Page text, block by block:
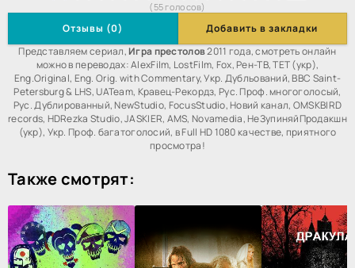
( 55 голосов)
Отзывы (0)
Добавить в закладки
Представляем сериал, Игра престолов2011 года, смотреть онлайн
можно в переводах: AlexFilm, LostFilm, Fox, Рен-ТВ, ТЕТ (укр),
Eng.Original, Eng. Orig. with Commentary, Укр. Дубльований, BBC Saint-
Petersburg & LHS, UATeam, Кравец-Рекордз, Рус. Проф. многоголосый,
Рус. Дублированный, NewStudio, FocusStudio, Новий канал, OMSKBIRD
records, HDRezka Studio, JASKIER, AMS, Novamedia, НеЗупиняйПродакшн
(укр), Укр. Проф. багатоголосий, в Full HD 1080 качестве, приятного
просмотра!
Также смотрят: